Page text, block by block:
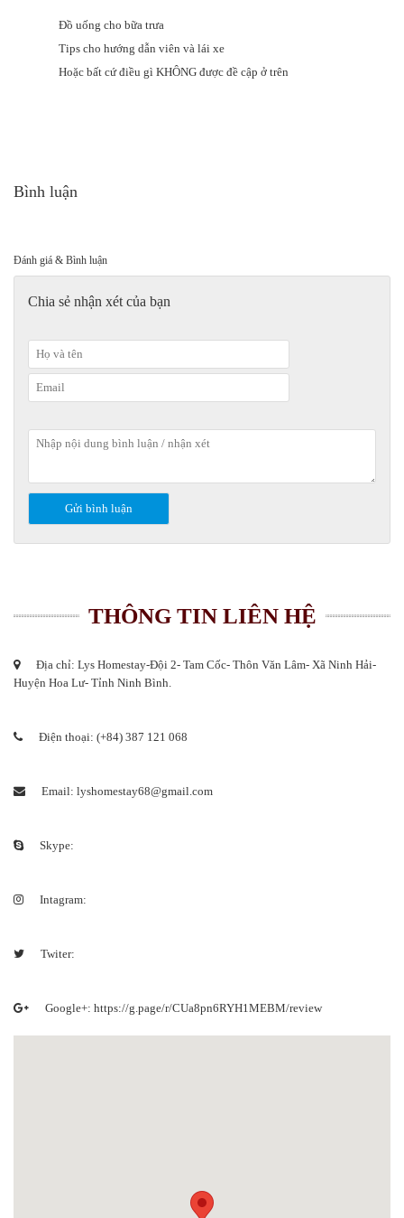
Đồ uống cho bữa trưa
Tips cho hướng dẫn viên và lái xe
Hoặc bất cứ điều gì KHÔNG được đề cập ở trên
Bình luận
Đánh giá & Bình luận
Chia sẻ nhận xét của bạn
THÔNG TIN LIÊN HỆ
Địa chỉ: Lys Homestay-Đội 2- Tam Cốc- Thôn Văn Lâm- Xã Ninh Hải-
Huyện Hoa Lư- Tỉnh Ninh Bình.
Điện thoại: (+84) 387 121 068
Email: lyshomestay68@gmail.com
Skype:
Intagram:
Twiter:
Google+: https://g.page/r/CUa8pn6RYH1MEBM/review